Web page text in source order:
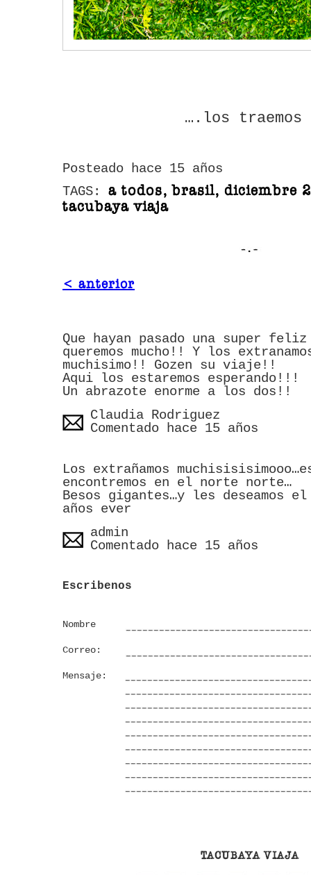
….los
Posteado hace 15 años
TAGS: a todos, brasil, diciembre
tacubaya viaja
< anterior
Que hayan pasado una super
queremos mucho!! Y los
muchisimo!! Gozen su viaje!!
Aqui los estaremos esperando!!!
Un abrazote enorme a los dos!!
Claudia Rodriguez
Comentado hace 15 años
Los extrañamos
encontremos en el norte norte…
Besos gigantes…y les deseamos
años ever
admin
Comentado hace 15 años
Escribenos
Nombre
Correo:
Mensaje:
TACUBAYA VIAJA